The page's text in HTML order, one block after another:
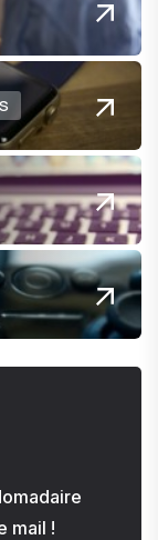
mail !